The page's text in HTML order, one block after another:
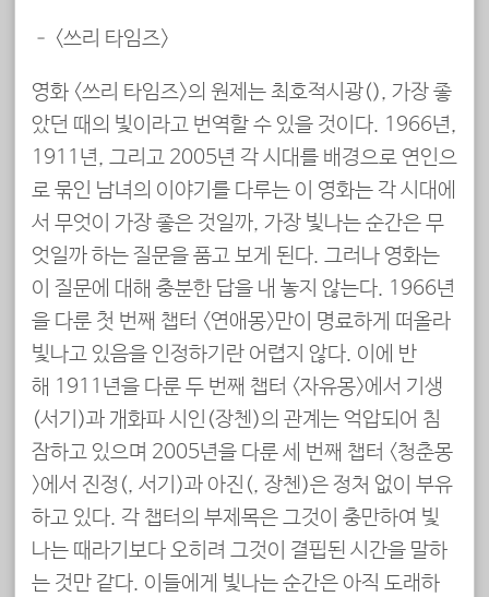
– <쓰리 타임즈>
영화 <쓰리 타임즈>의 원제는 최호적시광(最好的時光), 가장 좋
았던 때의 빛이라고 번역할 수 있을 것이다. 1966년,
1911년, 그리고 2005년 각 시대를 배경으로 연인으
로 묶인 남녀의 이야기를 다루는 이 영화는 각 시대에
서 무엇이 가장 좋은 것일까, 가장 빛나는 순간은 무
엇일까 하는 질문을 품고 보게 된다. 그러나 영화는
이 질문에 대해 충분한 답을 내 놓지 않는다. 1966년
을 다룬 첫 번째 챕터 <연애몽>만이 명료하게 떠올라
빛나고 있음을 인정하기란 어렵지 않다. 이에 반
해 1911년을 다룬 두 번째 챕터 <자유몽>에서 기생
(서기)과 개화파 시인(장첸)의 관계는 억압되어 침
잠하고 있으며 2005년을 다룬 세 번째 챕터 <청춘몽
>에서 진정(陳靖, 서기)과 아진(阿震, 장첸)은 정처 없이 부유
하고 있다. 각 챕터의 부제목은 그것이 충만하여 빛
나는 때라기보다 오히려 그것이 결핍된 시간을 말하
는 것만 같다. 이들에게 빛나는 순간은 아직 도래하